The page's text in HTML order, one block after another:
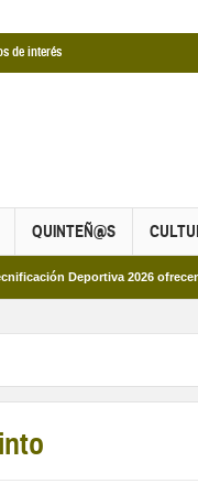
de interés
QUINTEÑ@S
Deportiva 2026 ofrecen